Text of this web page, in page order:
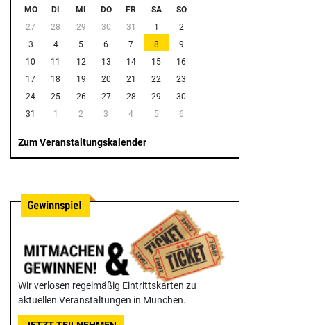
MO DI MI DO FR SA
SO
27
28 29 30 31 1
2
3
4 5 6 7 8
9
10
11 12 13 14 15
16
17
18 19 20 21 22
23
24
25 26 27 28 29
30
31
1 2 3 4 5 6
Zum Veranstaltungskalender
Wir verlosen regelmäßig Eintrittskarten zu
aktuellen Veranstaltungen in München.